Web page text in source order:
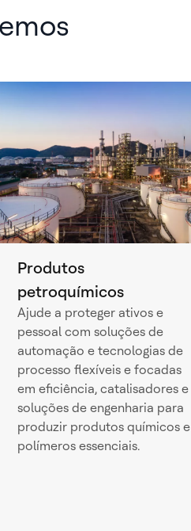
Produtos
petroquímicos
Ajude a proteger ativos e
pessoal com soluções de
automação e tecnologias de
processo flexíveis e focadas
em eficiência, catalisadores e
soluções de engenharia para
produzir produtos químicos e
polímeros essenciais.